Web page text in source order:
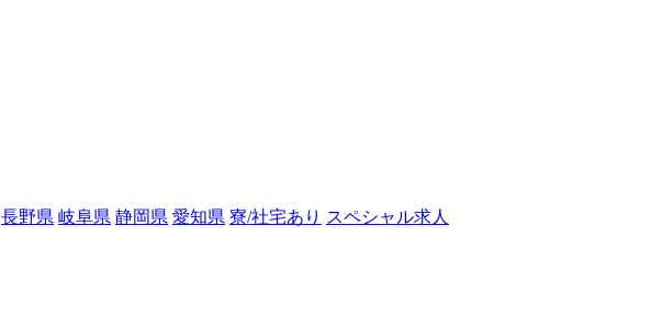
長野県 岐阜県 静岡県 愛知県 寮/社宅あり スペシャル求人